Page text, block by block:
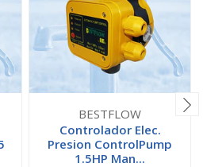
BESTFLOW
Controlador Elec.
Presion ControlPump
1.5HP Man...